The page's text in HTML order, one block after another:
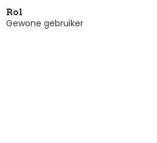
Rol
Gewone gebruiker